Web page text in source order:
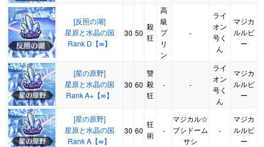
[反照の湖]
星原と水晶の国
Rank D【∞】
30 50
殺
狂
高
級
プ
リ
ン
-
ライ
オン
号く
ん
マジカ
ルルビ
ー
[星の原野]
星原と水晶の国
Rank A+【∞】
30 60
讐
殺
狂
- -
ライ
オン
号く
ん
マジカ
ルルビ
ー
[星の原野]
星原と水晶の国
Rank A【∞】
30 60
狂
術
-
マジカル☆
ブシドーム
サシ
-
マジカ
ルルビ
ー